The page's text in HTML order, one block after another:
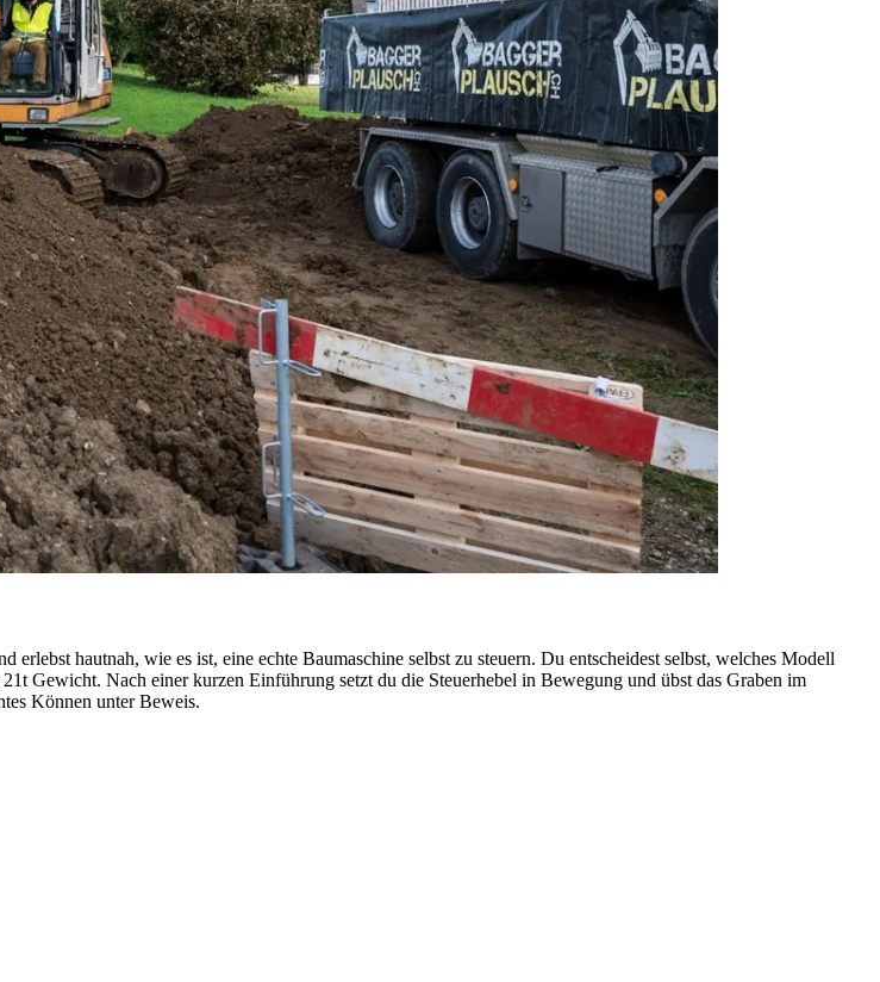
hautnah, wie es ist, eine echte Baumaschine selbst zu steuern. Du entscheidest selbst, welches Modell
Gewicht. Nach einer kurzen Einführung setzt du die Steuerhebel in Bewegung und übst das Graben im
Können unter Beweis.